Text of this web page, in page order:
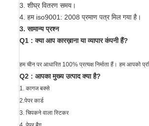
3. शीघ्र वितरण समय।
4. हम iso9001: 2008 प्रमाण पत्र मिल गया है।
3. सामान्य प्रश्न
Q1 : क्या आप कारख़ाना या व्यापार कंपनी हैं?
हम चीन पर आधारित 100% प्रत्यक्ष निर्माता हैं। हम आपको
Q2 : आपका मुख्य उत्पाद क्या है?
1. कागज बक्से
2.पेपर कार्ड
3. चिपकने वाला स्टिकर